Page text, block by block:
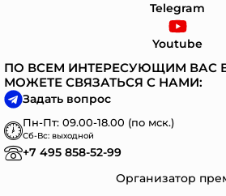
Telegram
Youtube
ПО ВСЕМ ИНТЕРЕСУЮЩИМ ВАС
МОЖЕТЕ СВЯЗАТЬСЯ С НАМИ:
Задать вопрос
Пн-Пт: 09.00-18.00 (по мск.)
Сб-Вс: выходной
+7 495 858-52-99
Организатор